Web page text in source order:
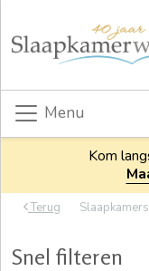
Menu
Kom
Terug Slaapkamers
Snel filteren